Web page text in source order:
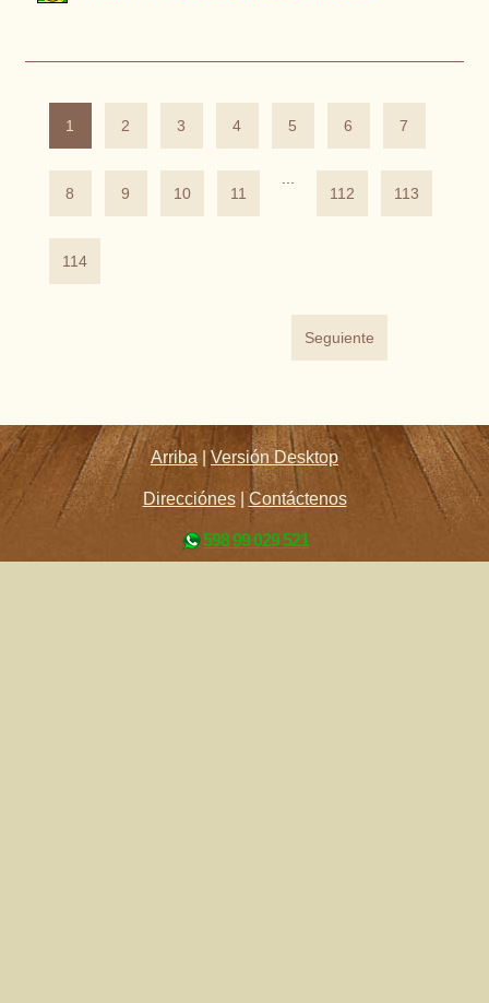
1 2 3 4 5 6 7
8 9 10 11
112
113
114
Seguiente
Arriba |Versión Desktop
Direcciónes| Contáctenos
598 99 029 521